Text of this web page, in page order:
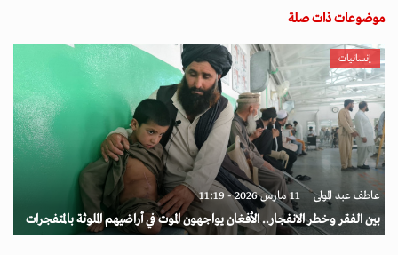
موضوعات ذات صلة
إنسانيات
عاطف عبد المولى 11 مارس 2026 - 11:19
بين الفقر وخطر الانفجار.. الأفغان يواجهون الموت في أراضيهم الملوثة بالمتفجرات